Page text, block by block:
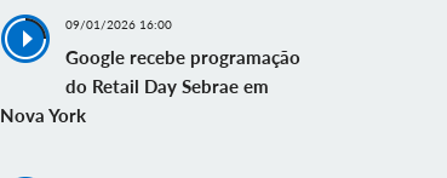
09/01/2026 16:00
Google recebe programação
do Retail Day Sebrae em
Nova York